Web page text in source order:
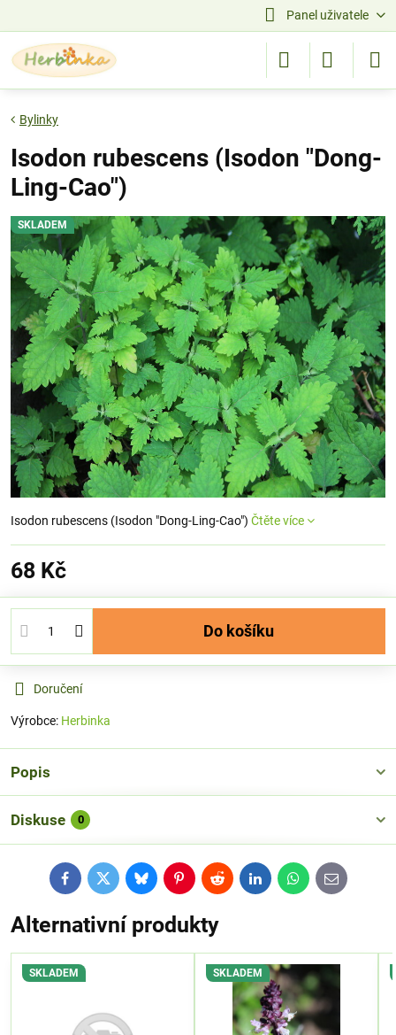
Panel uživatele
SKLADEM
Bylinky
Isodon rubescens (Isodon "Dong-
Ling-Cao")
Isodon rubescens (Isodon "Dong-Ling-Cao") Čtěte více
68 Kč
Do košíku
Doručení
Výrobce: Herbinka
Popis
Diskuse 0
FacebookTwitterBlueskyPinterestRedditLinkedInWhatsApp
E-
mail
Alternativní produkty
SKLADEM SKLADEM